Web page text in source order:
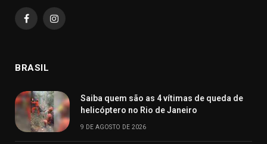
FacebookInstagram
BRASIL
Saiba quem são as 4 vítimas de queda de
helicóptero no Rio de Janeiro
9 DE AGOSTO DE 2026